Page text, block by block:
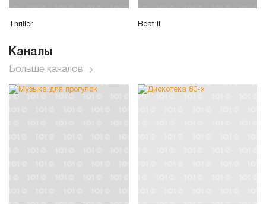
Thriller Beat It
Каналы
Больше каналов